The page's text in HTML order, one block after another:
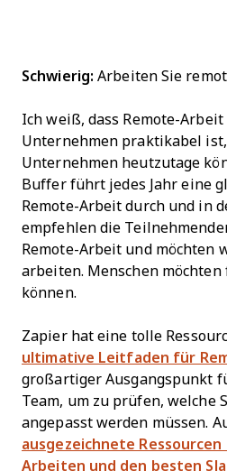
Schwierig: Arbeiten Sie
Ich weiß, dass Remote-
Unternehmen praktikabel
Unternehmen heutzutage
Buffer führt jedes Jahr eine
Remote-Arbeit durch und in
empfehlen die
Remote-Arbeit und möchten
arbeiten. Menschen
können.
Zapier hat eine tolle
ultimative Leitfaden für
großartiger Ausgangspunkt
Team, um zu prüfen, welche
angepasst werden müssen.
ausgezeichnete Ressourcen
Arbeiten und den besten